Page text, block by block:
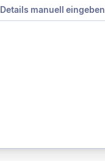
Details manuell eingeben